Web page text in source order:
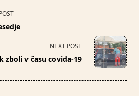
NEXT POST
zboli v času covida-19